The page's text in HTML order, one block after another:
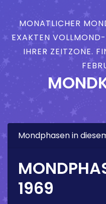
MONATLICHER
EXAKTEN
IHRER ZEITZONE.
Mondphasen in
1969